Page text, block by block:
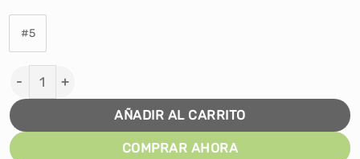
#5
PELOTA PARA FÚTBOL MIBALON ARGENTINA PVC
AÑADIR AL CARRITO
COMPRAR AHORA